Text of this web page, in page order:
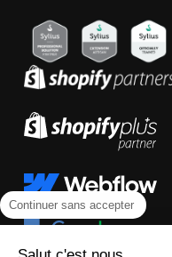
Continuer sans accepter